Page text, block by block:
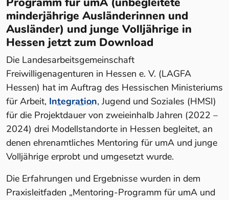
minderjährige Ausländerinnen und
Ausländer) und junge Volljährige in
Hessen jetzt zum Download
Die Landesarbeitsgemeinschaft
Freiwilligenagenturen in Hessen e. V. (LAGFA
Hessen) hat im Auftrag des Hessischen Ministeriums
für Arbeit, Integration, Jugend und Soziales (HMSI)
für die Projektdauer von zweieinhalb Jahren (2022 –
2024) drei Modellstandorte in Hessen begleitet, an
denen ehrenamtliches Mentoring für umA und junge
Volljährige erprobt und umgesetzt wurde.
Die Erfahrungen und Ergebnisse wurden in dem
Praxisleitfaden „Mentoring-Programm für umA und